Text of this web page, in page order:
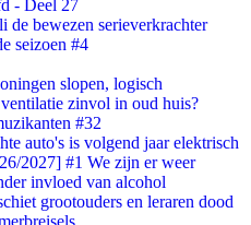
- Deel 27
bewezen serieverkrachter
seizoen #4
slopen, logisch
zinvol in oud huis?
#32
auto's is volgend jaar elektrisch
2027] #1 We zijn er weer
invloed van alcohol
grootouders en leraren dood